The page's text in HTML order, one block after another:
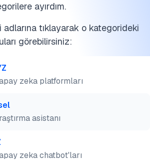
ayırdım.
tıklayarak o kategorideki
görebilirsiniz:
zeka platformları
asistanı
zeka chatbot'ları